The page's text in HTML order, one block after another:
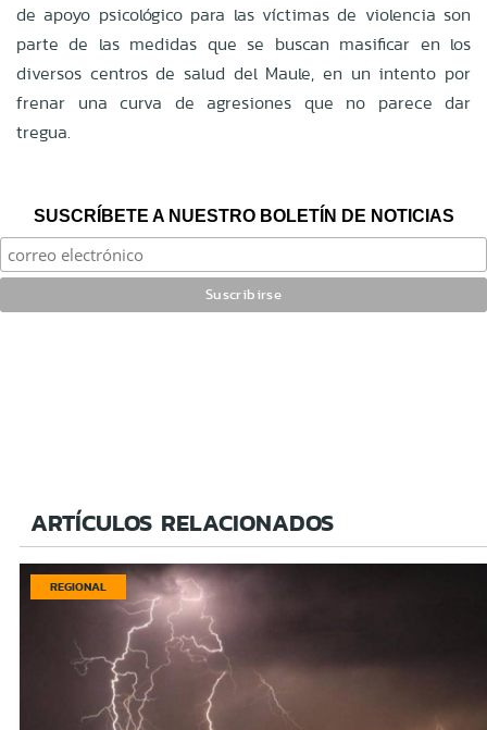
de apoyo psicológico para las víctimas de violencia son
parte de las medidas que se buscan masificar en los
diversos centros de salud del Maule, en un intento por
frenar una curva de agresiones que no parece dar
tregua.
SUSCRÍBETE A NUESTRO BOLETÍN DE NOTICIAS
ARTÍCULOS RELACIONADOS
REGIONAL